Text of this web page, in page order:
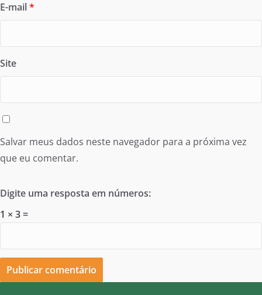
E-mail*
Site
Salvar meus dados neste navegador para a próxima vez
que eu comentar.
Digite uma resposta em números:
1 × 3 =